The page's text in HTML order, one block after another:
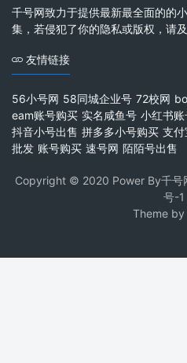
千号网致力于提供最新最全面的的
集，若侵犯了你的隐私或版权，请
友情链接
56小号网 58同城企业号 72校网
eam账号购买 实名咸鱼号 小红书
抖音小号出售 拼多多小号购买 支
批发 账号购买 速号网 陌陌号出售
Copyright © 2020 Power By千号
号-1
Theme by